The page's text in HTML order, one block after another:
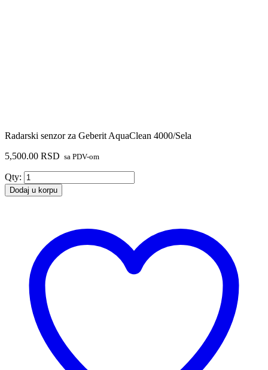
Radarski senzor za Geberit AquaClean 4000/Sela
5,500.00 RSD sa PDV-om
Qty: Radarski
senzor
za
količina
Dodaj u korpu